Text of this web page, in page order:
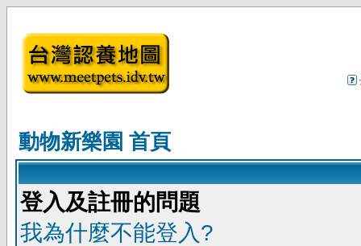
動物新樂園 首頁
登入及註冊的問題
我為什麼不能登入?